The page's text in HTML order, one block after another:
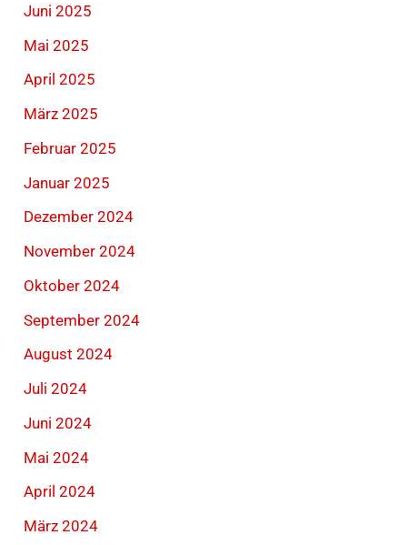
Juni 2025
Mai 2025
April 2025
März 2025
Februar 2025
Januar 2025
Dezember 2024
November 2024
Oktober 2024
September 2024
August 2024
Juli 2024
Juni 2024
Mai 2024
April 2024
März 2024